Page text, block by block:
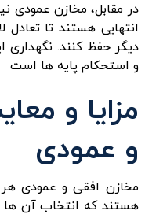
در مقابل، مخازن عمودی
انتهایی هستند تا تعادل
دیگر حفظ کنند.
و استحکام پایه‌ ها است
مزایا و
و عمودی
مخازن افقی و عمودی هر
هستند که انتخاب آن‌ ها